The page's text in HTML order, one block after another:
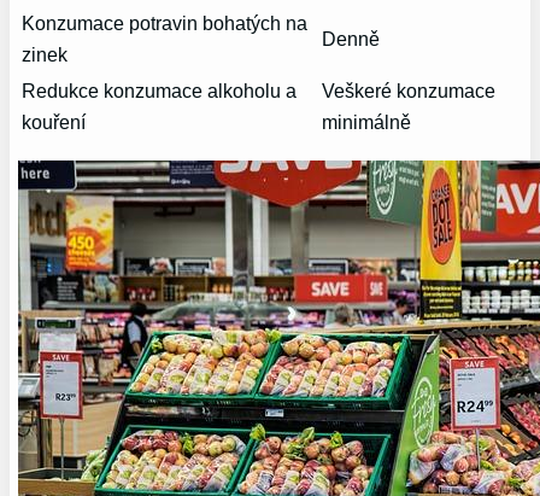
Konzumace⁢ potravin bohatých na
zinek
Denně
Redukce konzumace alkoholu a
kouření
Veškeré konzumace
minimálně